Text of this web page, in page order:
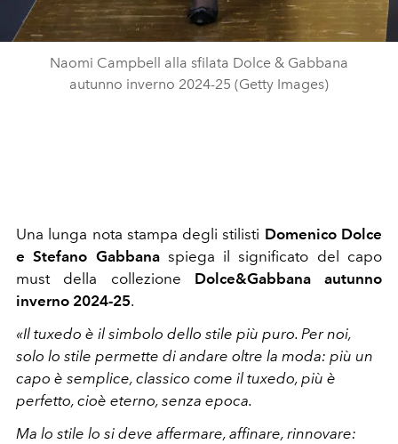
Naomi Campbell alla sfilata Dolce & Gabbana
autunno inverno 2024-25 (Getty Images)
Una lunga nota stampa degli stilisti Domenico Dolce
e Stefano Gabbanaspiega il significato del capo
must della collezione Dolce&Gabbana autunno
inverno 2024-25.
«Il tuxedo è il simbolo dello stile più puro. Per noi,
solo lo stile permette di andare oltre la moda: più un
capo è semplice, classico come il tuxedo, più è
perfetto, cioè eterno, senza epoca.
Ma lo stile lo si deve affermare, affinare, rinnovare: